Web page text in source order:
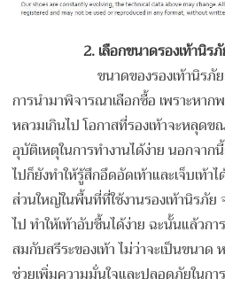
2. เลือกขนาดรองเท้านิร
ขนาดของรองเท้านิร
การนำมาพิจารณาเลือกซื้อ เพราะหาก
หลวมเกินไป โอกาสที่รองเท้าจะหลุด
อุบัติเหตุในการทำงานได้ง่าย นอกจาก
ไปก็ยังทำให้รู้สึกอึดอัดเท้าและเจ็บเท้
ส่วนใหญ่ในพื้นที่ที่ใช้งานรองเท้านิรภั
ไป ทำให้เท้าอับชื้นได้ง่าย ฉะนั้นแล้วกา
สมกับสรีระของเท้า ไม่ว่าจะเป็นขนาด
ช่วยเพิ่มความมั่นใจและปลอดภัยในกา